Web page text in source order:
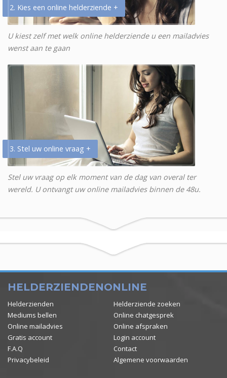
2. Kies een online helderziende +
U kiest zelf met welk online helderziende u een mailadvies
wenst aan te gaan
3. Stel uw online vraag +
Stel uw vraag op elk moment van de dag van overal ter
wereld. U ontvangt uw online mailadvies binnen de 48u.
HELDERZIENDENONLINE
Helderzienden
Helderziende zoeken
Mediums bellen
Online chatgesprek
Online mailadvies
Online afspraken
Gratis account
Login account
F.A.Q
Contact
Privacybeleid
Algemene voorwaarden